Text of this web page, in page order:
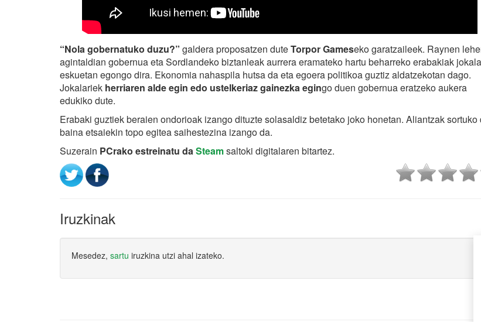
“Nola gobernatuko duzu?” galdera proposatzen duteTorpor Gameseko garatzaileek. Raynen
agintaldian gobernua eta Sordlandeko biztanleak aurrera eramateko hartu beharreko erabakiak
eskuetan egongo dira. Ekonomia nahaspila hutsa da eta egoera politikoa guztiz aldatzekotan dago.
Jokalariek herriaren alde egin edo ustelkeriaz gainezka egingo duen gobernua eratzeko aukera
edukiko dute.
Erabaki guztiek beraien ondorioak izango dituzte solasaldiz betetako joko honetan. Aliantzak sortuko
baina etsaiekin topo egitea saihestezina izango da.
Suzerain PCrako estreinatu daSteamsaltoki digitalaren bitartez.
Iruzkinak
Mesedez, sartu iruzkina utzi ahal izateko.